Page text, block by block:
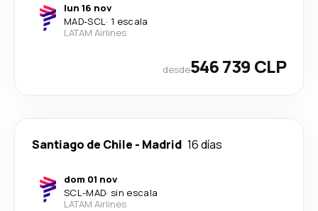
lun 16 nov
MAD-SCL· 1 escala
LATAM Airlines
desde546 739 CLP
Santiago de Chile - Madrid 16 días
dom 01 nov
SCL-MAD· sin escala
LATAM Airlines